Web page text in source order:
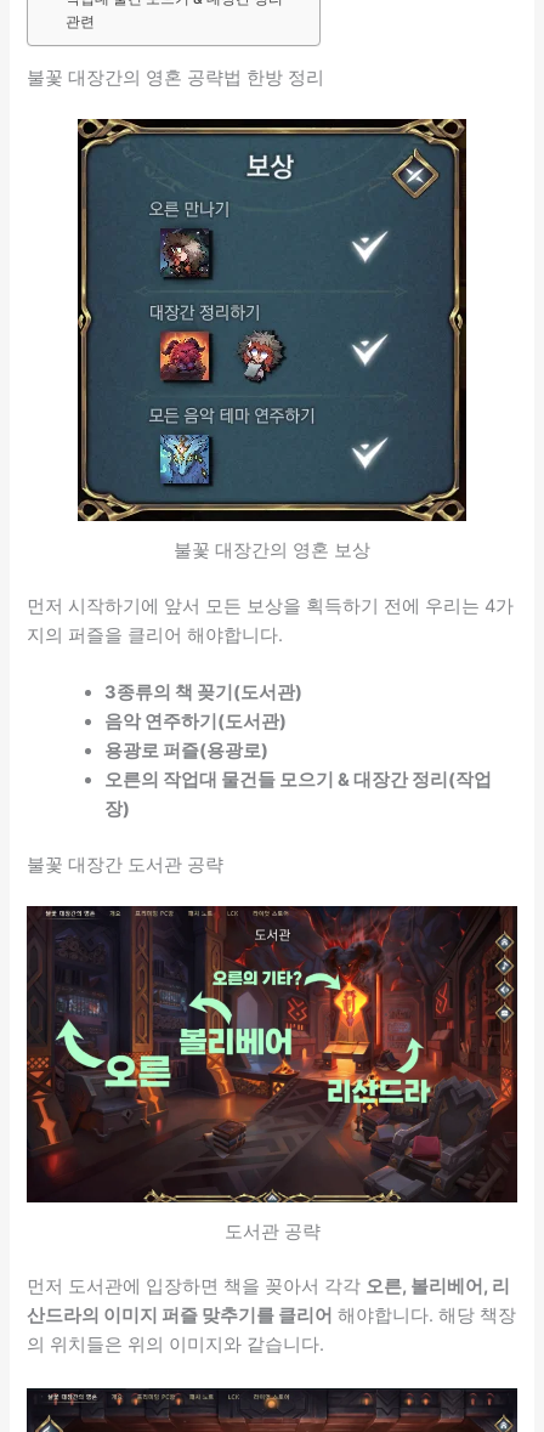
관련
불꽃 대장간의 영혼 공략법 한방 정리
불꽃 대장간의 영혼 보상
먼저 시작하기에 앞서 모든 보상을 획득하기 전에 우리는 4가
지의 퍼즐을 클리어 해야합니다.
3종류의 책 꽂기(도서관)
음악 연주하기(도서관)
용광로 퍼즐(용광로)
오른의 작업대 물건들 모으기 & 대장간 정리(작업
장)
불꽃 대장간 도서관 공략
도서관 공략
먼저 도서관에 입장하면 책을 꽂아서 각각 오른, 볼리베어, 리
산드라의 이미지 퍼즐 맞추기를 클리어 해야합니다. 해당 책장
의 위치들은 위의 이미지와 같습니다.